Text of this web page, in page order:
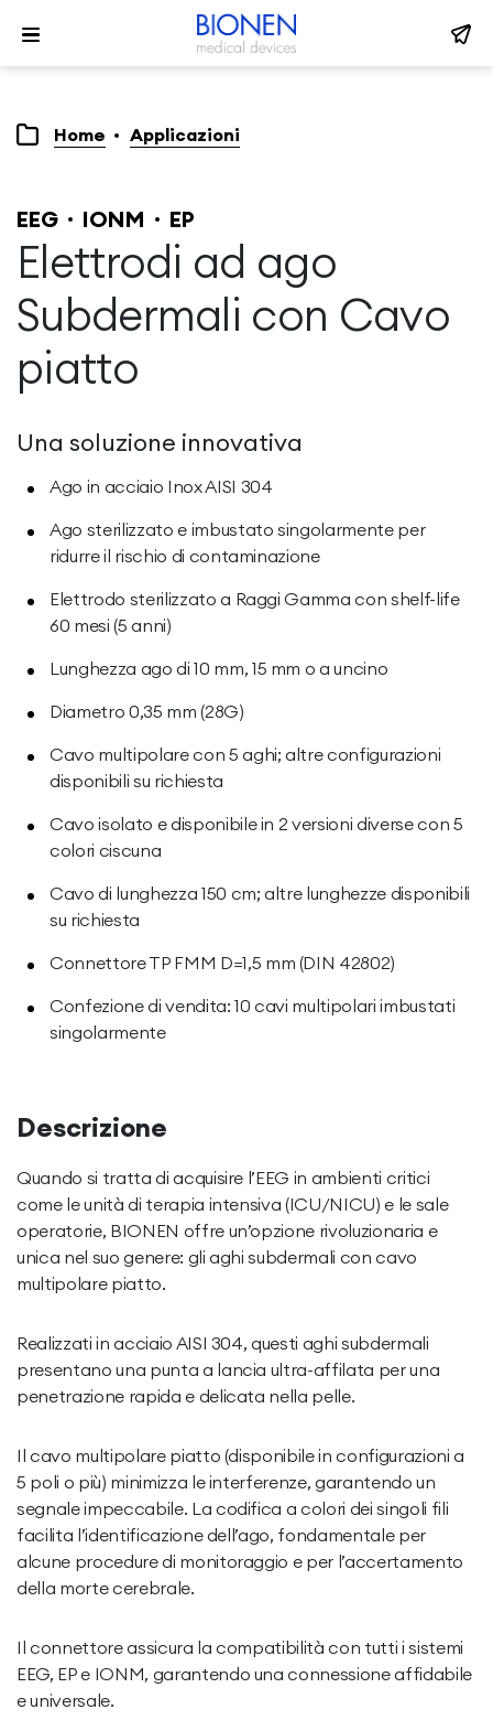
Home Applicazioni
EEG IONM EP
Elettrodi ad ago
Subdermali con Cavo
piatto
Una soluzione innovativa
Ago in acciaio Inox AISI 304
Ago sterilizzato e imbustato singolarmente per
ridurre il rischio di contaminazione
Elettrodo sterilizzato a Raggi Gamma con shelf-life
60 mesi (5 anni)
Lunghezza ago di 10 mm, 15 mm o a uncino
Diametro 0,35 mm (28G)
Cavo multipolare con 5 aghi; altre configurazioni
disponibili su richiesta
Cavo isolato e disponibile in 2 versioni diverse con 5
colori ciscuna
Cavo di lunghezza 150 cm; altre lunghezze disponibili
su richiesta
Connettore TP FMM D=1,5 mm (DIN 42802)
Confezione di vendita: 10 cavi multipolari imbustati
singolarmente
Descrizione
Quando si tratta di acquisire l’EEG in ambienti critici
come le unità di terapia intensiva (ICU/NICU) e le sale
operatorie, BIONEN offre un’opzione rivoluzionaria e
unica nel suo genere: gli aghi subdermali con cavo
multipolare piatto.
Realizzati in acciaio AISI 304, questi aghi subdermali
presentano una punta a lancia ultra-affilata per una
penetrazione rapida e delicata nella pelle.
Il cavo multipolare piatto (disponibile in configurazioni a
5 poli o più) minimizza le interferenze, garantendo un
segnale impeccabile. La codifica a colori dei singoli fili
facilita l’identificazione dell’ago, fondamentale per
alcune procedure di monitoraggio e per l’accertamento
della morte cerebrale.
Il connettore assicura la compatibilità con tutti i sistemi
EEG, EP e IONM, garantendo una connessione affidabile
e universale.